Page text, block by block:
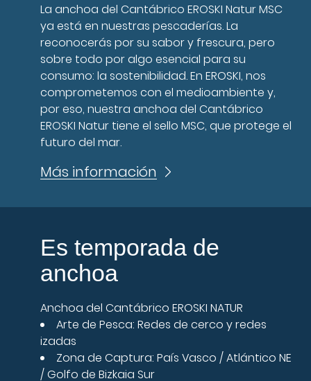
La anchoa del Cantábrico EROSKI Natur MSC
ya está en nuestras pescaderías. La
reconocerás por su sabor y frescura, pero
sobre todo por algo esencial para su
consumo: la sostenibilidad. En EROSKI, nos
comprometemos con el medioambiente y,
por eso, nuestra anchoa del Cantábrico
EROSKI Natur tiene el sello MSC, que protege el
futuro del mar.
Más información
Es temporada de
anchoa
Anchoa del Cantábrico EROSKI NATUR
Arte de Pesca: Redes de cerco y redes
izadas
Zona de Captura: País Vasco / Atlántico NE
/ Golfo de Bizkaia Sur